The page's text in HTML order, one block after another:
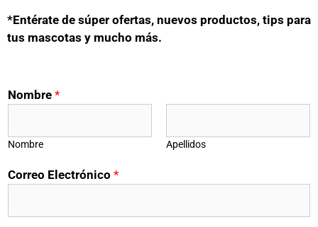
*Entérate de súper ofertas, nuevos productos, tips para
tus mascotas y mucho más.
Nombre *
Nombre Apellidos
Correo Electrónico *